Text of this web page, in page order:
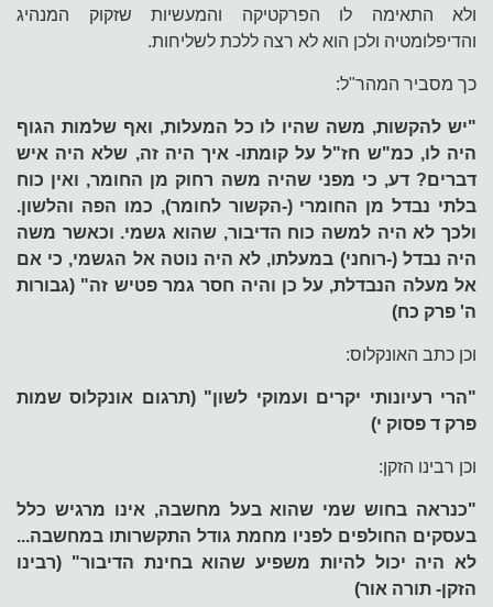
ולא התאימה לו הפרקטיקה והמעשיות שזקוק המנהיג
והדיפלומטיה ולכן הוא לא רצה ללכת לשליחות.
כך מסביר המהר"ל:
"יש להקשות, משה שהיו לו כל המעלות, ואף שלמות הגוף
היה לו, כמ"ש חז"ל על קומתו- איך היה זה, שלא היה איש
דברים? דע, כי מפני שהיה משה רחוק מן החומר, ואין כוח
בלתי נבדל מן החומרי (-הקשור לחומר), כמו הפה והלשון.
ולכך לא היה למשה כוח הדיבור, שהוא גשמי. וכאשר משה
היה נבדל (-רוחני) במעלתו, לא היה נוטה אל הגשמי, כי אם
אל מעלה הנבדלת, על כן והיה חסר גמר פטיש זה" (גבורות
ה' פרק כח)
וכן כתב האונקלוס:
"הרי רעיונותי יקרים ועמוקי לשון" (תרגום אונקלוס שמות
פרק ד פסוק י)
וכן רבינו הזקן:
"כנראה בחוש שמי שהוא בעל מחשבה, אינו מרגיש כלל
בעסקים החולפים לפניו מחמת גודל התקשרותו במחשבה...
לא היה יכול להיות משפיע שהוא בחינת הדיבור" (רבינו
הזקן- תורה אור)